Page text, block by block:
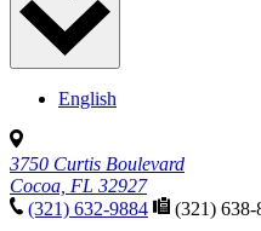
English
3750 Curtis Boulevard
Cocoa, FL 32927
(321) 632-9884
(321) 638-